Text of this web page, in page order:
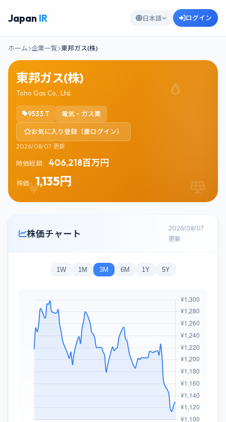
Japan IR 日本語 ログイン
ホーム 企業一覧 東邦ガス(株)
東邦ガス(株)
Toho Gas Co., Ltd.
9533.T 電気・ガス業
お気に入り登録（要ログイン）
2026/08/07 更新
時価総額: 406,218百万円
株価: 1,135円
株価チャート
2026/08/07
更新
1W 1M 3M 6M 1Y 5Y